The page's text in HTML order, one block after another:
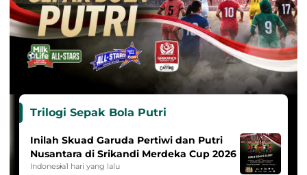
Trilogi Sepak Bola Putri
Inilah Skuad Garuda Pertiwi dan Putri
Nusantara di Srikandi Merdeka Cup 2026
Indonesia1 hari yang lalu